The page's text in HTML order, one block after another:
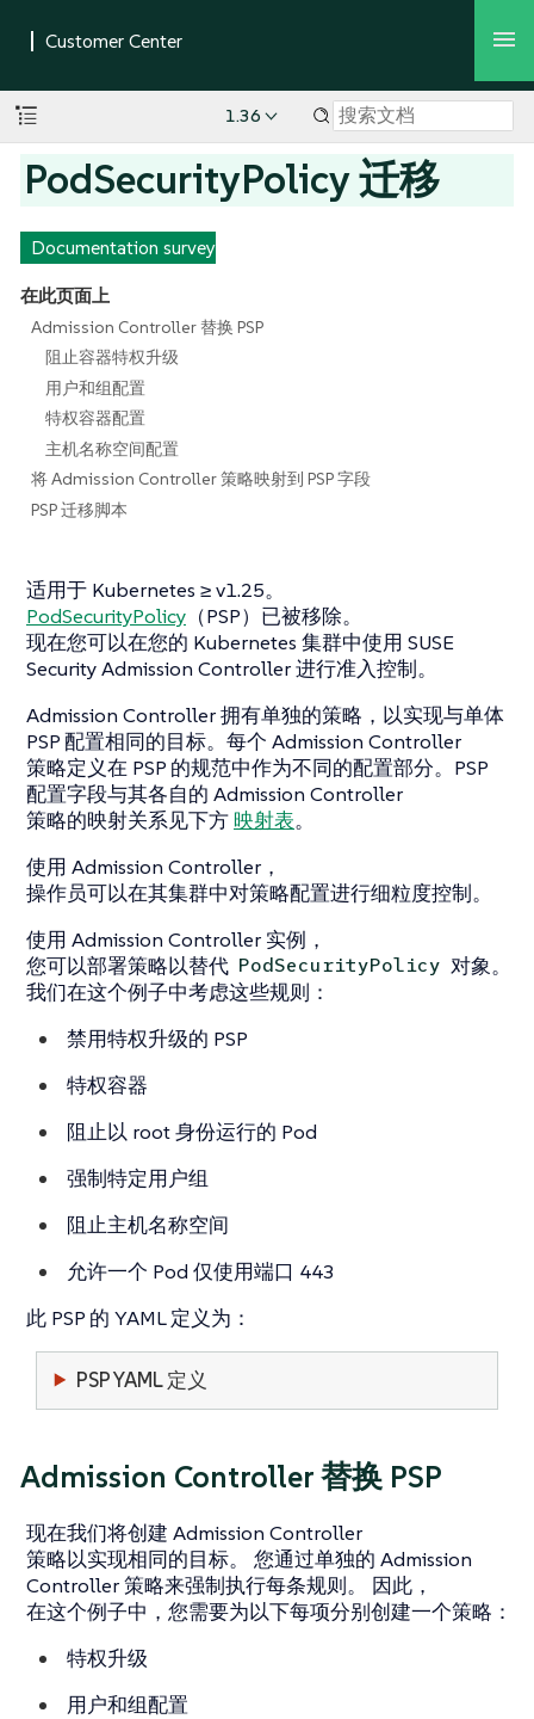
1.36
PodSecurityPolicy 迁移
Documentation survey
在此页面上
Admission Controller 替换 PSP
阻止容器特权升级
用户和组配置
特权容器配置
主机名称空间配置
将 Admission Controller 策略映射到 PSP 字段
PSP 迁移脚本
适用于 Kubernetes ≥ v1.25。
PodSecurityPolicy （PSP）已被移除。
现在您可以在您的 Kubernetes 集群中使用 SUSE
Security Admission Controller 进行准入控制。
Admission Controller 拥有单独的策略，以实现与单体
PSP 配置相同的目标。每个 Admission Controller
策略定义在 PSP 的规范中作为不同的配置部分。PSP
配置字段与其各自的 Admission Controller
策略的映射关系见下方映射表。
使用 Admission Controller，
操作员可以在其集群中对策略配置进行细粒度控制。
使用 Admission Controller 实例，
您可以部署策略以替代 PodSecurityPolicy 对象。
我们在这个例子中考虑这些规则：
禁用特权升级的 PSP
特权容器
阻止以 root 身份运行的 Pod
强制特定用户组
阻止主机名称空间
允许一个 Pod 仅使用端口 443
此 PSP 的 YAML 定义为：
PSP YAML 定义
Admission Controller 替换 PSP
现在我们将创建 Admission Controller
策略以实现相同的目标。 您通过单独的 Admission
Controller 策略来强制执行每条规则。 因此，
在这个例子中，您需要为以下每项分别创建一个策略：
特权升级
用户和组配置